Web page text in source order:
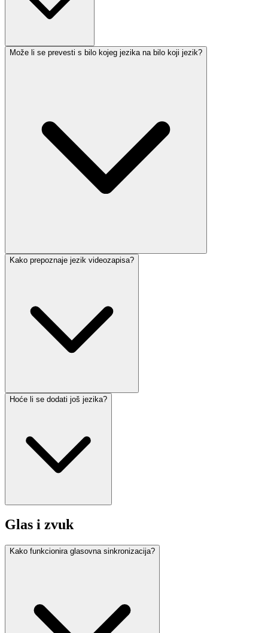
Može li se prevesti s bilo kojeg jezika na bilo koji jezik?
Kako prepoznaje jezik videozapisa?
Hoće li se dodati još jezika?
Glas i zvuk
Kako funkcionira glasovna sinkronizacija?